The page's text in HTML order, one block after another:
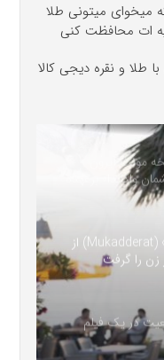
میخوای میتونی طلا
ات محافظت کنی
طلا و نقره دیجی کالا
مونث آیرون
واکاندا» برعهده
نور سورر با فیلم «مقدرات» (Mukadderat) از
زن را گرفت
در یک فیلم